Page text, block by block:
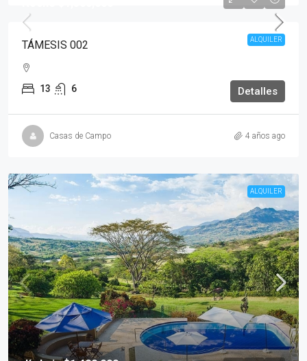
ALQUILER
TÁMESIS 002
13 6 Detalles
Casas de Campo 4 años ago
ALQUILER